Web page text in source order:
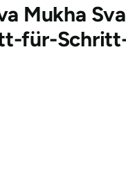
Mukha
für-